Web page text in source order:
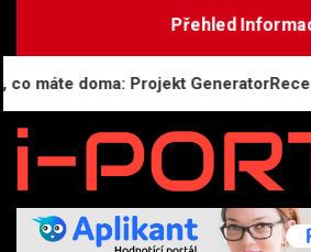
Přehled
doma: Projekt
i-PORTAL.CZ
Public relations | Informační portál